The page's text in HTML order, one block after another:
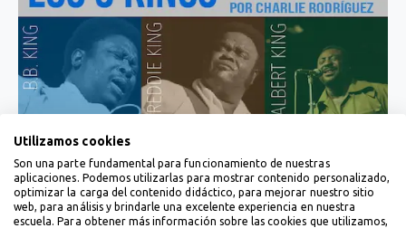
Utilizamos cookies
Son una parte fundamental para funcionamiento de nuestras
aplicaciones. Podemos utilizarlas para mostrar contenido personalizado,
optimizar la carga del contenido didáctico, para mejorar nuestro sitio
web, para análisis y brindarle una excelente experiencia en nuestra
escuela. Para obtener más información sobre las cookies que utilizamos,